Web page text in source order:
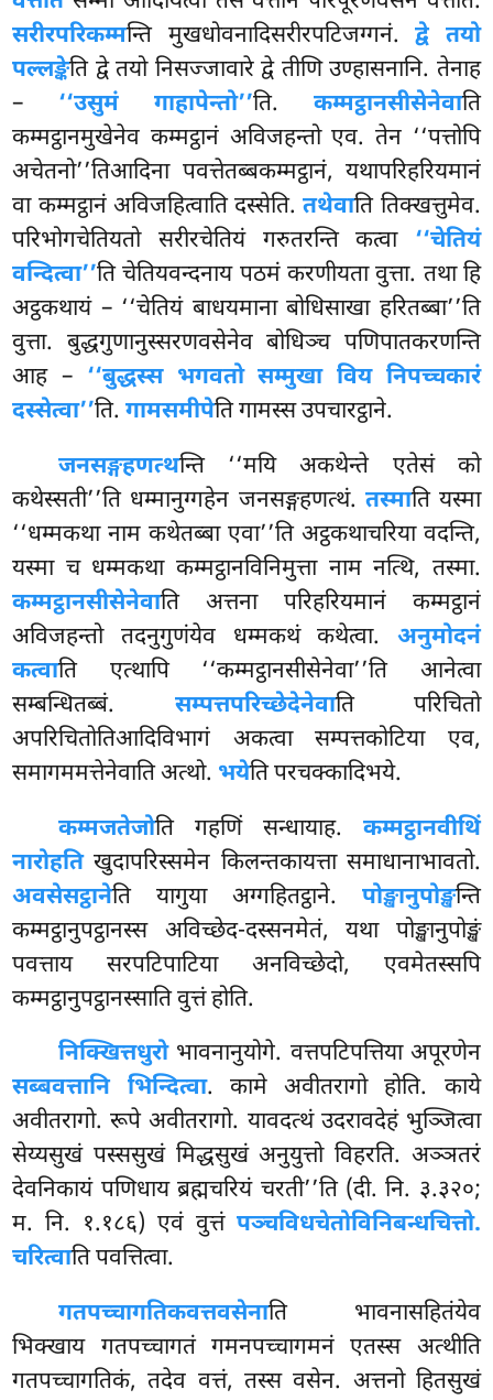
सरीरपरिकम्मन्ति मुखधोवनादिसरीरपटिजग्गनं.द्वे तयो
पल्लङ्केति द्वे तयो निसज्जावारे द्वे तीणि उण्हासनानि. तेनाह
– ‘‘उसुमं गाहापेन्तो’’ति. कम्मट्ठानसीसेनेवाति
कम्मट्ठानमुखेनेव कम्मट्ठानं अविजहन्तो एव. तेन ‘‘पत्तोपि
अचेतनो’’तिआदिना पवत्तेतब्बकम्मट्ठानं, यथापरिहरियमानं
वा कम्मट्ठानं अविजहित्वाति दस्सेति.तथेवाति तिक्खत्तुमेव.
परिभोगचेतियतो सरीरचेतियं गरुतरन्ति कत्वा ‘‘चेतियं
वन्दित्वा’’ति चेतियवन्दनाय पठमं करणीयता वुत्ता. तथा हि
अट्ठकथायं – ‘‘चेतियं बाधयमाना बोधिसाखा हरितब्बा’’ति
वुत्ता. बुद्धगुणानुस्सरणवसेनेव बोधिञ्च पणिपातकरणन्ति
आह – ‘‘बुद्धस्स भगवतो सम्मुखा विय निपच्चकारं
दस्सेत्वा’’ति.गामसमीपेति गामस्स उपचारट्ठाने.
जनसङ्गहणत्थन्ति ‘‘मयि अकथेन्ते एतेसं को
कथेस्सती’’ति धम्मानुग्गहेन जनसङ्गहणत्थं. तस्माति यस्मा
‘‘धम्मकथा नाम कथेतब्बा एवा’’ति अट्ठकथाचरिया वदन्ति,
यस्मा च धम्मकथा कम्मट्ठानविनिमुत्ता नाम नत्थि, तस्मा.
कम्मट्ठानसीसेनेवाति अत्तना परिहरियमानं कम्मट्ठानं
अविजहन्तो तदनुगुणंयेव धम्मकथं कथेत्वा. अनुमोदनं
कत्वाति एत्थापि ‘‘कम्मट्ठानसीसेनेवा’’ति आनेत्वा
सम्बन्धितब्बं. सम्पत्तपरिच्छेदेनेवाति परिचितो
अपरिचितोतिआदिविभागं अकत्वा सम्पत्तकोटिया एव,
समागममत्तेनेवाति अत्थो. भयेति परचक्कादिभये.
कम्मजतेजोति गहणिं सन्धायाह. कम्मट्ठानवीथिं
नारोहतिखुदापरिस्समेन किलन्तकायत्ता समाधानाभावतो.
अवसेसट्ठानेति यागुया अग्गहितट्ठाने. पोङ्खानुपोङ्खन्ति
कम्मट्ठानुपट्ठानस्स अविच्छेद-दस्सनमेतं, यथा पोङ्खानुपोङ्खं
पवत्ताय सरपटिपाटिया अनविच्छेदो, एवमेतस्सपि
कम्मट्ठानुपट्ठानस्साति वुत्तं होति.
निक्खित्तधुरोभावनानुयोगे. वत्तपटिपत्तिया अपूरणेन
सब्बवत्तानि भिन्दित्वा. कामे अवीतरागो होति. काये
अवीतरागो. रूपे अवीतरागो. यावदत्थं उदरावदेहं भुञ्जित्वा
सेय्यसुखं पस्ससुखं मिद्धसुखं अनुयुत्तो विहरति. अञ्ञतरं
देवनिकायं पणिधाय ब्रह्मचरियं चरती’’ति (दी. नि. ३.३२०;
म. नि. १.१८६) एवं वुत्तं पञ्चविधचेतोविनिबन्धचित्तो.
चरित्वाति पवत्तित्वा.
गतपच्चागतिकवत्तवसेनाति भावनासहितंयेव
भिक्खाय गतपच्चागतं गमनपच्चागमनं एतस्स अत्थीति
गतपच्चागतिकं, तदेव वत्तं, तस्स वसेन. अत्तनो हितसुखं